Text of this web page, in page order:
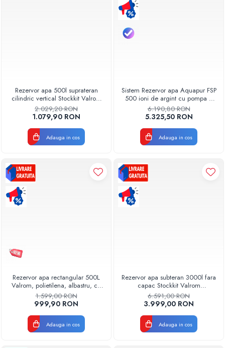
Rezervor apa 500l suprateran
cilindric vertical Stockkit Valrom
49020105000
2.029,20 RON
1.079,90 RON
Adauga in cos
Sistem Rezervor apa Aquapur FSP
500 ioni de argint cu pompa si
filtre Aquapur Valhoh Valrom
6.190,80 RON
5.325,50 RON
Adauga in cos
Rezervor apa rectangular 500L
Valrom, polietilena, albastru, cu
capac, pentru stocare apa
1.599,00 RON
999,90 RON
Adauga in cos
Rezervor apa subteran 3000l fara
capac Stockkit Valrom
49020530000
6.591,00 RON
3.999,00 RON
Adauga in cos